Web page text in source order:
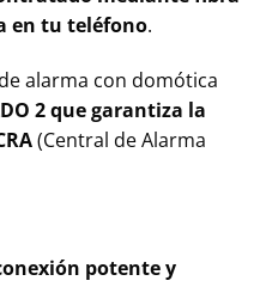
en tu teléfono.
alarma con domótica
2 que garantiza la
(Central de Alarma
potente y